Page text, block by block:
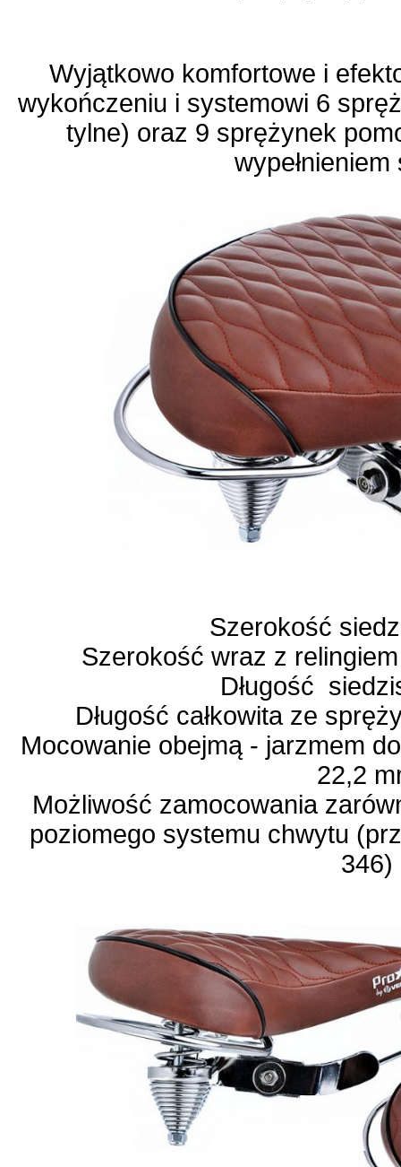
Wyjątkowo komfortowe i
wykończeniu i systemowi 6
tylne) oraz 9 sprężynek
wypełnieniem
Szerokość
Szerokość wraz z
Długość
Długość całkowita ze
Mocowanie obejmą - jarzmem
22,2
Możliwość zamocowania
poziomego systemu chwytu
346)